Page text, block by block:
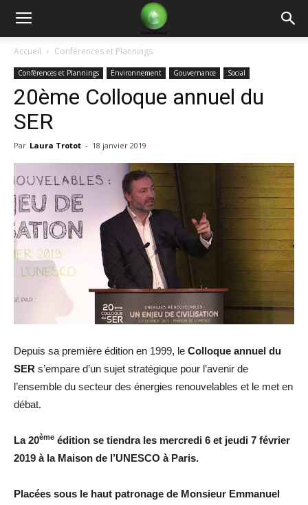
Green
Finance
Accueil Conférences et Plannings
Conférences et Plannings Environnement Gouvernance Social
20ème Colloque annuel du
SER
Par Laura Trotot - 18 janvier 2019
Depuis sa première édition en 1999, le Colloque annuel du
SER s’empare d’un sujet stratégique pour l’avenir de
l’ensemble du secteur des énergies renouvelables et le met en
débat.
La 20ème édition se tiendra les mercredi 6 et jeudi 7 février
2019 à la Maison de l’UNESCO à Paris.
Placées sous le haut patronage de Monsieur Emmanuel